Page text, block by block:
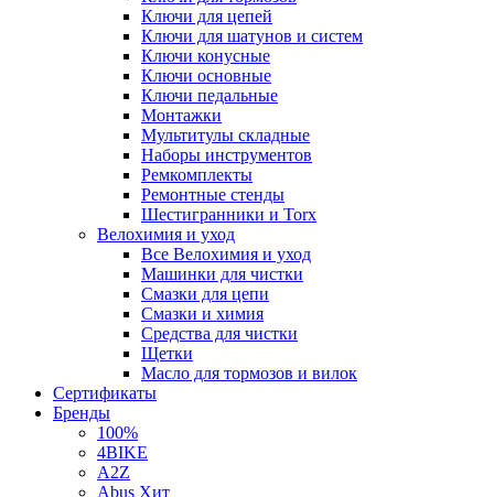
Ключи для цепей
Ключи для шатунов и систем
Ключи конусные
Ключи основные
Ключи педальные
Монтажки
Мультитулы складные
Наборы инструментов
Ремкомплекты
Ремонтные стенды
Шестигранники и Torx
Велохимия и уход
Все Велохимия и уход
Машинки для чистки
Смазки для цепи
Смазки и химия
Средства для чистки
Щетки
Масло для тормозов и вилок
Сертификаты
Бренды
100%
4BIKE
A2Z
Abus Хит